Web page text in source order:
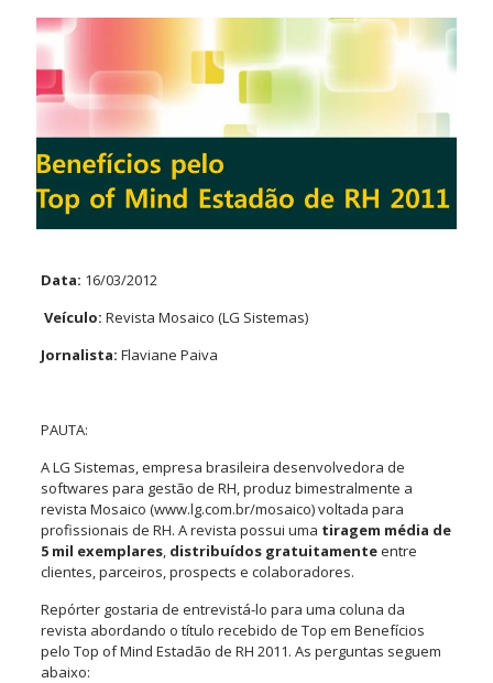
Data: 16/03/2012
Veículo: Revista Mosaico (LG Sistemas)
Jornalista: Flaviane Paiva
PAUTA:
A LG Sistemas, empresa brasileira desenvolvedora de
softwares para gestão de RH, produz bimestralmente a
revista Mosaico (www.lg.com.br/mosaico) voltada para
profissionais de RH. A revista possui uma tiragem média de
5 mil exemplares, distribuídos gratuitamenteentre
clientes, parceiros, prospects e colaboradores.
Repórter gostaria de entrevistá-lo para uma coluna da
revista abordando o título recebido de Top em Benefícios
pelo Top of Mind Estadão de RH 2011. As perguntas seguem
abaixo: